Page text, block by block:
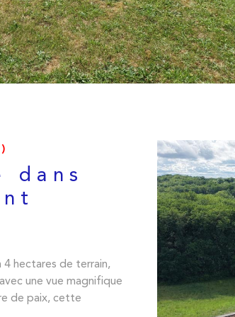
dans
4 hectares de terrain,
une vue magnifique
de paix, cette